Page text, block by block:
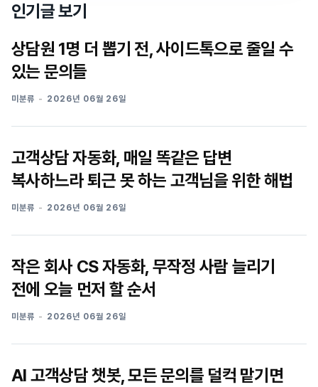
인기글 보기
상담원 1명 더 뽑기 전, 사이드톡으로 줄일 수
있는 문의들
미분류 2026년 06월 26일
고객상담 자동화, 매일 똑같은 답변
복사하느라 퇴근 못 하는 고객님을 위한 해법
미분류 2026년 06월 26일
작은 회사 CS 자동화, 무작정 사람 늘리기
전에 오늘 먼저 할 순서
미분류 2026년 06월 26일
AI 고객상담 챗봇, 모든 문의를 덜컥 맡기면